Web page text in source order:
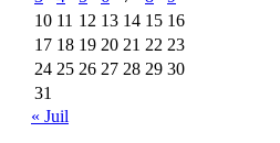
10 11 12 13 14 15 16
17 18 19 20 21 22 23
24 25 26 27 28 29 30
31
« Juil